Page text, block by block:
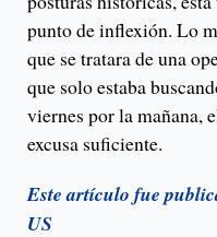
punto de inflexión. Lo
que se tratara de una
que solo estaba
viernes por la mañana,
excusa suficiente.
Este artículo fue
US